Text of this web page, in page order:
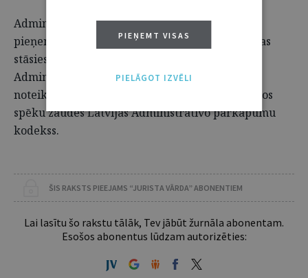
Administratīvās atbildības likums 6 Saeimā
pieņemts 2018. gada 25. oktobrī, paredzot, ka tas
stāsies spēkā 2020. gada 1. janvārī. Saskaņā ar
Administratīvās atbildības likuma Pārejas
noteikumu 1. punktu ar šā likuma spēkā stāšanos
spēku zaudēs Latvijas Administratīvo pārkāpumu
kodekss.
ŠIS RAKSTS PIEEJAMS “JURISTA VĀRDA” ABONENTIEM
Lai lasītu šo rakstu tālāk, Tev jābūt žurnāla abonentam.
Esošos abonentus lūdzam autorizēties:
PIEŅEMT VISAS
PIELĀGOT IZVĒLI